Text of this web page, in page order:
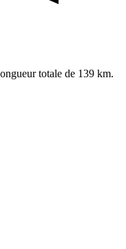
totale de 139 km.